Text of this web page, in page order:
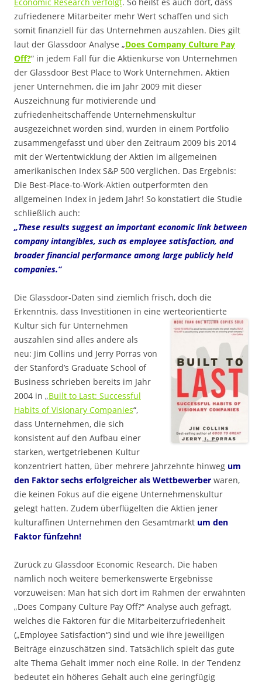
zufriedenere Mitarbeiter mehr Wert schaffen und sich
somit finanziell für das Unternehmen auszahlen. Dies gilt
laut der Glassdoor Analyse „Does Company Culture Pay
Off?“ in jedem Fall für die Aktienkurse von Unternehmen
der Glassdoor Best Place to Work Unternehmen. Aktien
jener Unternehmen, die im Jahr 2009 mit dieser
Auszeichnung für motivierende und
zufriedenheitschaffende Unternehmenskultur
ausgezeichnet worden sind, wurden in einem Portfolio
zusammengefasst und über den Zeitraum 2009 bis 2014
mit der Wertentwicklung der Aktien im allgemeinen
amerikanischen Index S&P 500 verglichen. Das Ergebnis:
Die Best-Place-to-Work-Aktien outperformten den
allgemeinen Index in jedem Jahr! So konstatiert die Studie
schließlich auch:
„These results suggest an important economic link between
company intangibles, such as employee satisfaction, and
broader financial performance among large publicly held
companies.“
Die Glassdoor-Daten sind ziemlich frisch, doch die
Erkenntnis, dass Investitionen in eine werteorientierte
Kultur sich für Unternehmen
auszahlen sind alles andere als
neu: Jim Collins und Jerry Porras von
der Stanford’s Graduate School of
Business schrieben bereits im Jahr
2004 in „Built to Last: Successful
Habits of Visionary Companies“,
dass Unternehmen, die sich
konsistent auf den Aufbau einer
starken, wertgetriebenen Kultur
konzentriert hatten, über mehrere Jahrzehnte hinweg um
den Faktor sechs erfolgreicher als Wettbewerber waren,
die keinen Fokus auf die eigene Unternehmenskultur
gelegt hatten. Zudem überflügelten die Aktien jener
kulturaffinen Unternehmen den Gesamtmarkt um den
Faktor fünfzehn!
Zurück zu Glassdoor Economic Research. Die haben
nämlich noch weitere bemerkenswerte Ergebnisse
vorzuweisen: Man hat sich dort im Rahmen der erwähnten
„Does Company Culture Pay Off?“ Analyse auch gefragt,
welches die Faktoren für die Mitarbeiterzufriedenheit
(„Employee Satisfaction“) sind und wie ihre jeweiligen
Beiträge einzuschätzen sind. Tatsächlich spielt das gute
alte Thema Gehalt immer noch eine Rolle. In der Tendenz
bedeutet ein höheres Gehalt auch eine geringfügig